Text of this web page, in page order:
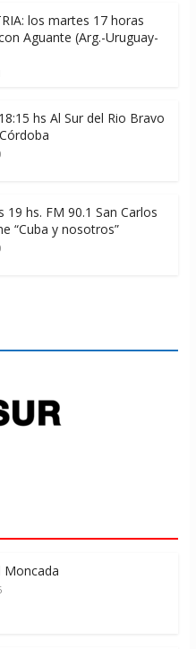
los martes 17 horas
Aguante (Arg.-Uruguay-
hs Al Sur del Rio Bravo
19 hs. FM 90.1 San Carlos
“Cuba y nosotros”
Moncada